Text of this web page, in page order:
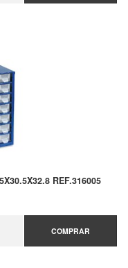
REF.316005
COMPRAR